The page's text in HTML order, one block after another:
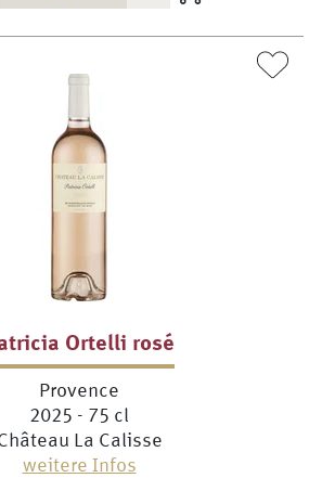
Ortelli rosé
Provence
2025 - 75 cl
La Calisse
weitere Infos